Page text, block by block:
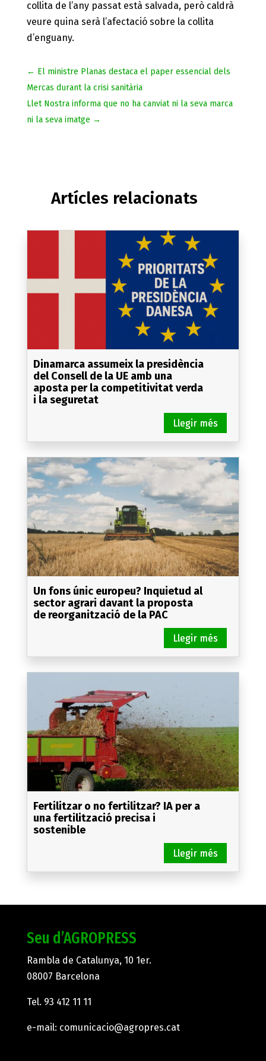
collita de l’any passat està salvada, però caldrà
veure quina serà l’afectació sobre la collita
d’enguany.
← El ministre Planas destaca el paper essencial dels
Mercas durant la crisi sanitària
Llet Nostra informa que no ha canviat ni la seva marca
ni la seva imatge →
Artícles relacionats
Dinamarca assumeix la presidència
del Consell de la UE amb una
aposta per la competitivitat verda
i la seguretat
Un fons únic europeu? Inquietud al
sector agrari davant la proposta
de reorganització de la PAC
Fertilitzar o no fertilitzar? IA per a
una fertilització precisa i
sostenible
Seu d’AGROPRESS
Rambla de Catalunya, 10 1er.
08007 Barcelona
Tel. 93 412 11 11
e-mail: comunicacio@agropres.cat